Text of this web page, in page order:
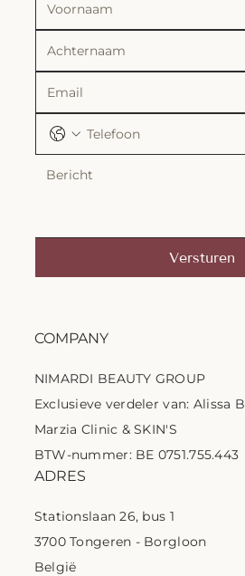
Versturen
COMPANY
NIMARDI BEAUTY GROUP
Exclusieve verdeler van: Alissa
Marzia Clinic & SKIN'S
BTW-nummer: BE 0751.755.443
ADRES
Stationslaan 26, bus 1
3700 Tongeren - Borgloon
België